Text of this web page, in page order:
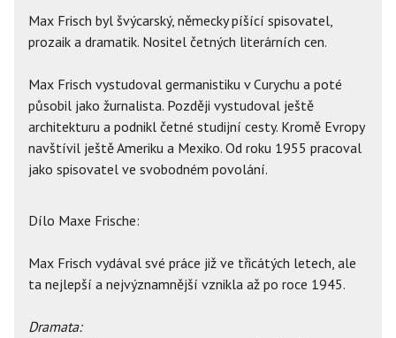
Max Frisch byl švýcarský, německy píšící spisovatel,
prozaik a dramatik. Nositel četných literárních cen.
Max Frisch vystudoval germanistiku v Curychu a poté
působil jako žurnalista. Později vystudoval ještě
architekturu a podnikl četné studijní cesty. Kromě Evropy
navštívil ještě Ameriku a Mexiko. Od roku 1955 pracoval
jako spisovatel ve svobodném povolání.
Dílo Maxe Frische:
Max Frisch vydával své práce již ve třicátých letech, ale
ta nejlepší a nejvýznamnější vznikla až po roce 1945.
Dramata: